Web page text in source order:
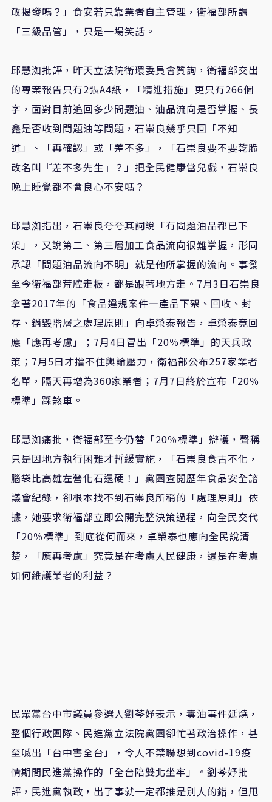
敢揭發嗎？」食安若只靠業者自主管理，衛福部所謂
「三級品管」，只是一場笑話。
邱慧洳批評，昨天立法院衛環委員會質詢，衛福部交出
的專案報告只有2張A4紙，「精進措施」更只有266個
字，面對目前追回多少問題油、油品流向是否掌握、長
鑫是否收到問題油等問題，石崇良幾乎只回「不知
道」、「再確認」或「差不多」，「石崇良要不要乾脆
改名叫『差不多先生』？」把全民健康當兒戲，石崇良
晚上睡覺都不會良心不安嗎？
邱慧洳指出，石崇良夸夸其詞說「有問題油品都已下
架」，又說第二、第三層加工食品流向很難掌握，形同
承認「問題油品流向不明」就是他所掌握的流向。事發
至今衛福部荒腔走板，都是跟著地方走。7月3日石崇良
拿著2017年的「食品違規案件—產品下架、回收、封
存、銷毀階層之處理原則」向卓榮泰報告，卓榮泰竟回
應「應再考慮」；7月4日冒出「20％標準」的天兵政
策；7月5日才擋不住輿論壓力，衛福部公布257家業者
名單，隔天再增為360家業者；7月7日終於宣布「20％
標準」踩煞車。
邱慧洳痛批，衛福部至今仍替「20％標準」辯護，聲稱
只是因地方執行困難才暫緩實施，「石崇良食古不化，
腦袋比高雄左營化石還硬！」黨團查閱歷年食品安全諮
議會紀錄，卻根本找不到石崇良所稱的「處理原則」依
據，她要求衛福部立即公開完整決策過程，向全民交代
「20％標準」到底從何而來，卓榮泰也應向全民說清
楚，「應再考慮」究竟是在考慮人民健康，還是在考慮
如何維護業者的利益？
民眾黨台中市議員參選人劉芩妤表示，毒油事件延燒，
整個行政團隊、民進黨立法院黨團卻忙著政治操作，甚
至喊出「台中害全台」，令人不禁聯想到covid-19疫
情期間民進黨操作的「全台陪雙北坐牢」。劉芩妤批
評，民進黨執政，出了事就一定都推是別人的錯，但甩